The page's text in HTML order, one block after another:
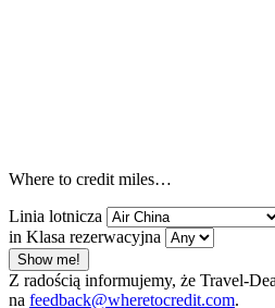
Where to credit miles…
Linia lotnicza
in Klasa rezerwacyjna
Show me!
Z radością informujemy, że Travel-
na feedback@wheretocredit.com.